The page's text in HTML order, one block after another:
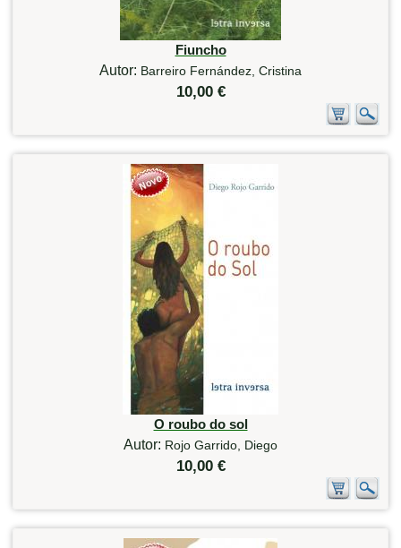
Fiuncho
Autor: Barreiro Fernández, Cristina
10,00 €
O roubo do sol
Autor: Rojo Garrido, Diego
10,00 €